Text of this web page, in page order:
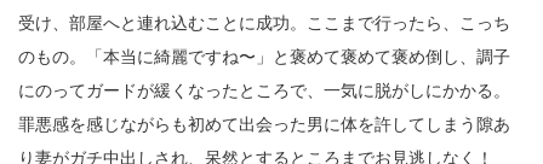
受け、部屋へと連れ込むことに成功。ここまで行ったら、こっち
のもの。「本当に綺麗ですね〜」と褒めて褒めて褒め倒し、調子
にのってガードが緩くなったところで、一気に脱がしにかかる。
罪悪感を感じながらも初めて出会った男に体を許してしまう隙あ
り妻がガチ中出しされ、呆然とするところまでお見逃しなく！